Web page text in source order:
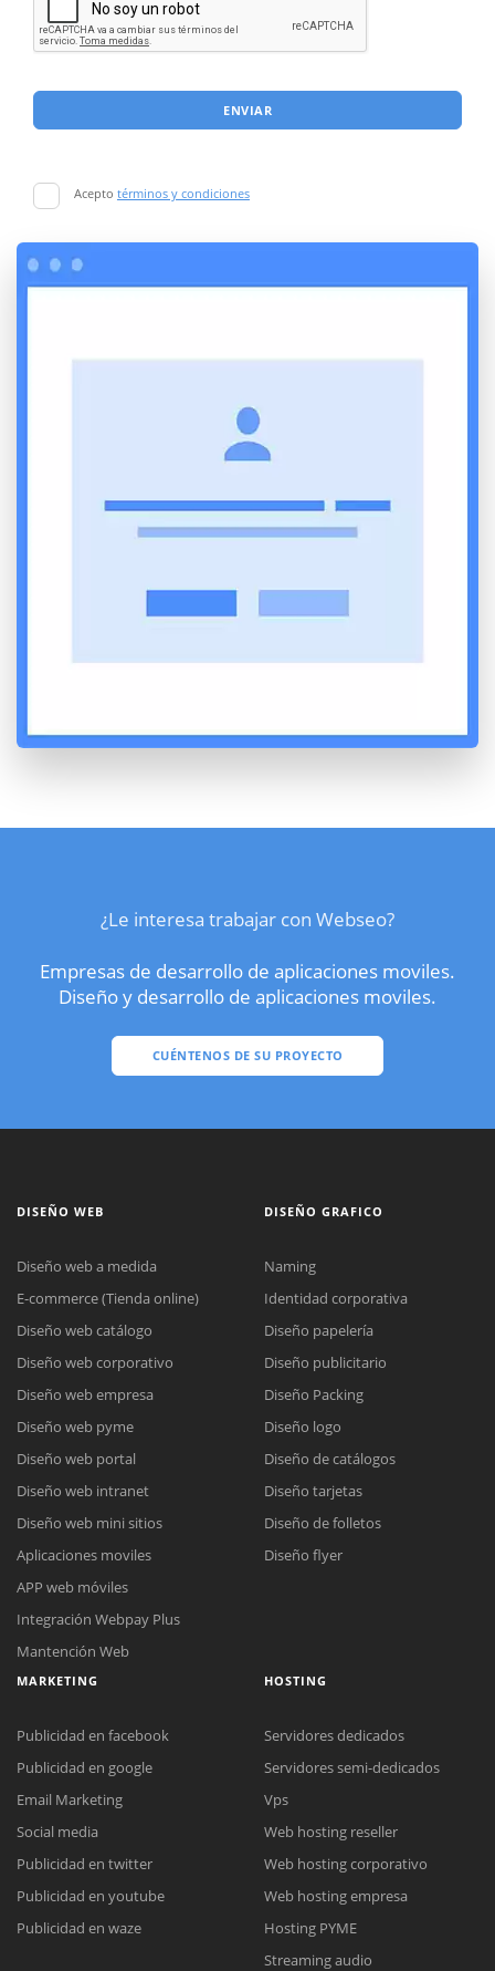
ENVIAR
Acepto términos y condiciones
¿Le interesa trabajar con Webseo?
Empresas de desarrollo de aplicaciones moviles.
Diseño y desarrollo de aplicaciones moviles.
CUÉNTENOS DE SU PROYECTO
Reunión online
Nuestros ejecutivos le enviarán un correo electrónico con el enlace a
Meet para la reunión online.
Cotización
Todos nuestros ejecutivos están fuera de línea. Complete el formulario
DISEÑO WEB
Diseño web a medida
E-commerce (Tienda online)
Diseño web catálogo
Diseño web corporativo
Diseño web empresa
Diseño web pyme
Diseño web portal
Diseño web intranet
Diseño web mini sitios
Aplicaciones moviles
APP web móviles
Integración Webpay Plus
Mantención Web
DISEÑO GRAFICO
Naming
Identidad corporativa
Diseño papelería
Diseño publicitario
Diseño Packing
Diseño logo
Diseño de catálogos
Diseño tarjetas
Diseño de folletos
Diseño flyer
MARKETING
Publicidad en facebook
Publicidad en google
Email Marketing
Social media
Publicidad en twitter
Publicidad en youtube
Publicidad en waze
HOSTING
Servidores dedicados
Servidores semi-dedicados
Vps
Web hosting reseller
Web hosting corporativo
Web hosting empresa
Hosting PYME
Streaming audio